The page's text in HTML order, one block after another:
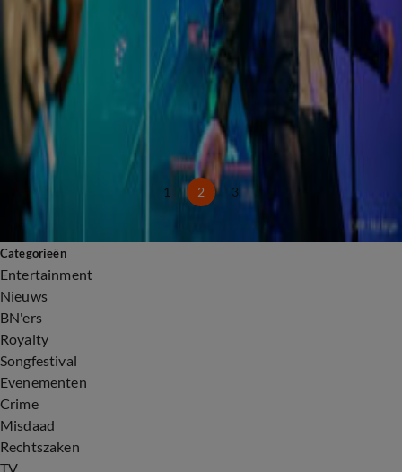
Felle kritiek op WK-prestatie Cristiano Ronaldo: 'Heel pijnlijk'
17 juni, 21:44
WK-commentator spreekt verkeerde naam uit, kijkers uiten kritiek
12 juni, 23:05
Locatie en goede doel van Glazen Huis Serious Request bekend
11 juni, 11:41
Samuel Welten wint Buma Award met doorbraakhit Echte Liefde Is Te Koop
8 juni, 22:45
1 2 3
Categorieën
Entertainment
Nieuws
BN'ers
Royalty
Songfestival
Evenementen
Crime
Misdaad
Rechtszaken
TV